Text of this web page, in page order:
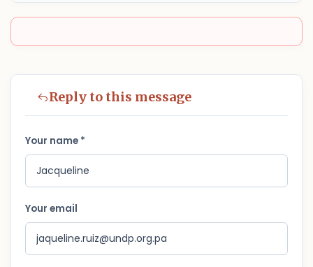
Reply to this message
Your name *
Your email